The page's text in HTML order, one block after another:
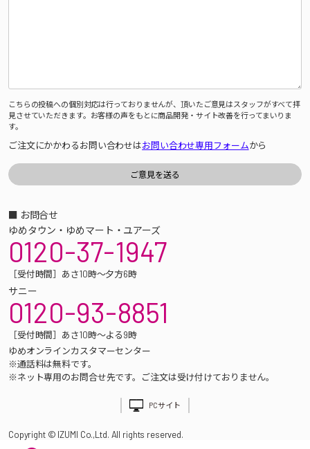
こちらの投稿への個別対応は行っておりませんが、頂いたご意見はスタッフがすべて拝
見させていただきます。お客様の声をもとに商品開発・サイト改善を行ってまいりま
す。
ご注文にかかわるお問い合わせはお問い合わせ専用フォームから
■ お問合せ
ゆめタウン・ゆめマート・ユアーズ
0120-37-1947
［受付時間］あさ10時～夕方6時
サニー
0120-93-8851
［受付時間］あさ10時～よる9時
ゆめオンラインカスタマーセンター
※通話料は無料です。
※ネット専用のお問合せ先です。ご注文は受け付けておりません。
PCサイト
Copyright © IZUMI Co.,Ltd. All rights reserved.